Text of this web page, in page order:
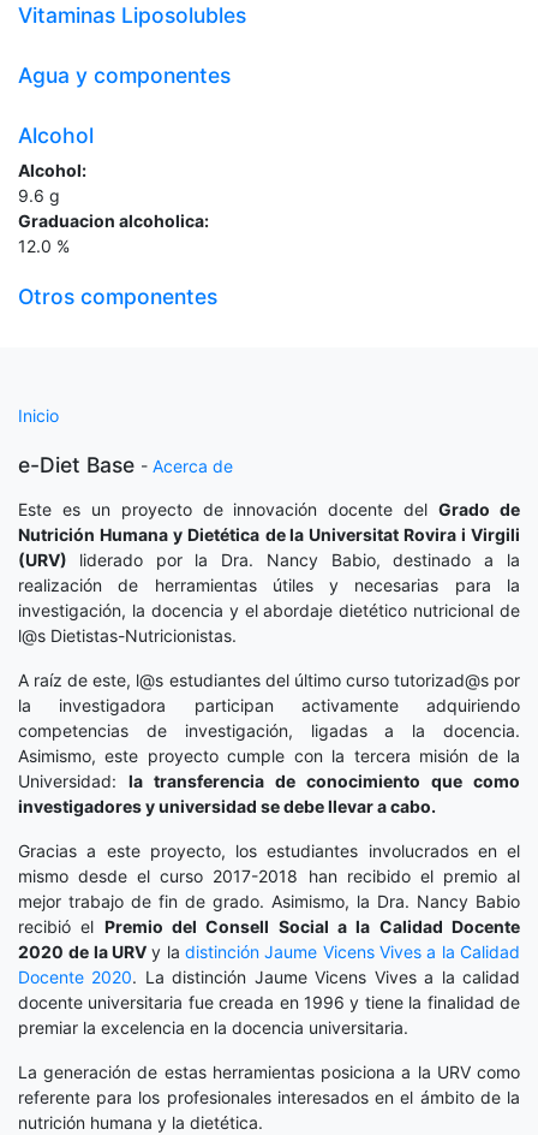
Vitaminas Liposolubles
Agua y componentes
Alcohol
Alcohol:
9.6 g
Graduacion alcoholica:
12.0 %
Otros componentes
Inicio
e-Diet Base - Acerca de
Este es un proyecto de innovación docente delGrado de
Nutrición Humana y Dietética de la Universitat Rovira i Virgili
(URV) liderado por la Dra. Nancy Babio, destinado a la
realización de herramientas útiles y necesarias para la
investigación, la docencia y el abordaje dietético nutricional de
l@s Dietistas-Nutricionistas.
A raíz de este, l@s estudiantes del último curso tutorizad@s por
la investigadora participan activamente adquiriendo
competencias de investigación, ligadas a la docencia.
Asimismo, este proyecto cumple con la tercera misión de la
Universidad: la transferencia de conocimiento que como
investigadores y universidad se debe llevar a cabo.
Gracias a este proyecto, los estudiantes involucrados en el
mismo desde el curso 2017-2018 han recibido el premio al
mejor trabajo de fin de grado. Asimismo, la Dra. Nancy Babio
recibió el Premio del Consell Social a la Calidad Docente
2020 de la URV y ladistinción Jaume Vicens Vives a la Calidad
Docente 2020. La distinción Jaume Vicens Vives a la calidad
docente universitaria fue creada en 1996 y tiene la finalidad de
premiar la excelencia en la docencia universitaria.
La generación de estas herramientas posiciona a la URV como
referente para los profesionales interesados en el ámbito de la
nutrición humana y la dietética.